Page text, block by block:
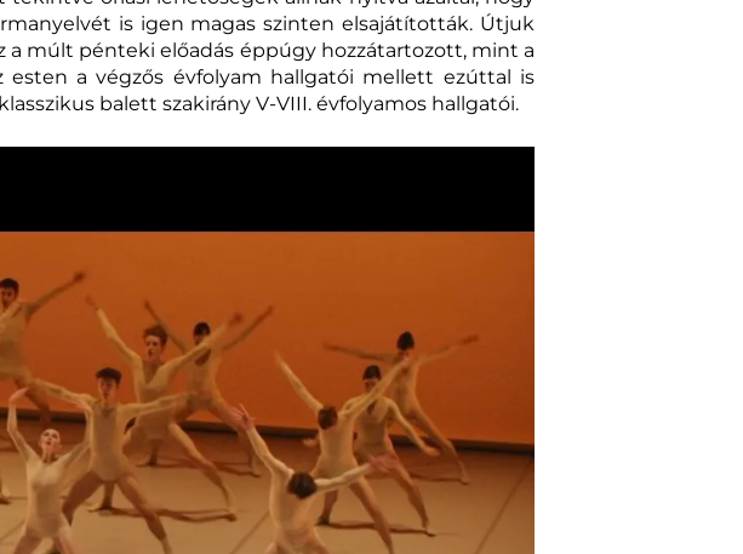
is igen magas szinten elsajátították. Útjuk
a múlt pénteki előadás éppúgy hozzátartozott, mint a
esten a végzős évfolyam hallgatói mellett ezúttal is
balett szakirány V-VIII. évfolyamos hallgatói.